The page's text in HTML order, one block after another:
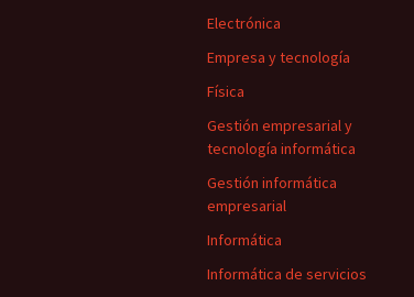
Electrónica
Empresa y tecnología
Física
Gestión empresarial y
tecnología informática
Gestión informática
empresarial
Informática
Informática de servicios